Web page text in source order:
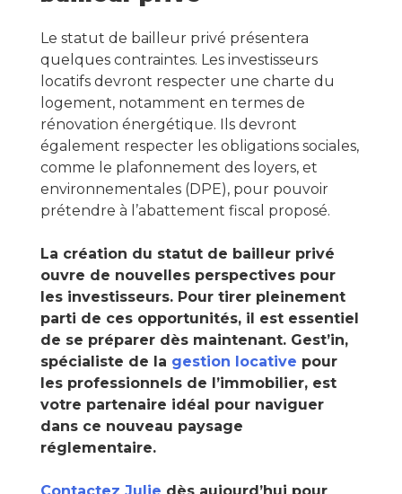
Le statut de bailleur privé présentera
quelques contraintes. Les investisseurs
locatifs devront respecter une charte du
logement, notamment en termes de
rénovation énergétique. Ils devront
également respecter les obligations sociales,
comme le plafonnement des loyers, et
environnementales (DPE), pour pouvoir
prétendre à l’abattement fiscal proposé.
La création du statut de bailleur privé
ouvre de nouvelles perspectives pour
les investisseurs. Pour tirer pleinement
parti de ces opportunités, il est essentiel
de se préparer dès maintenant. Gest’in,
spécialiste de la gestion locative pour
les professionnels de l’immobilier, est
votre partenaire idéal pour naviguer
dans ce nouveau paysage
réglementaire.